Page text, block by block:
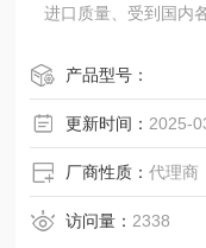
进口质量、受到国内
产品型号：
更新时间： 2025-
厂商性质：代理商
访问量： 2338